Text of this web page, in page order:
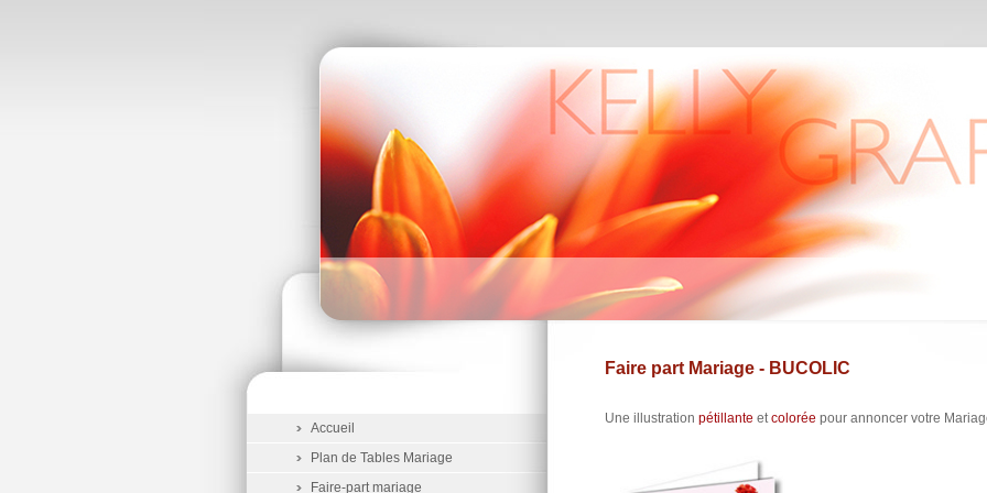
Faire part Mariage - BUCOLIC
Une illustration pétillante etcolorée pour annoncer votre
Accueil
Plan de Tables Mariage
Faire-part mariage